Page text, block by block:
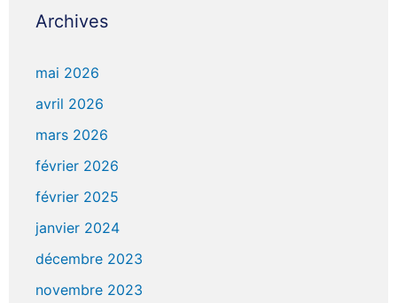
Archives
mai 2026
avril 2026
mars 2026
février 2026
février 2025
janvier 2024
décembre 2023
novembre 2023